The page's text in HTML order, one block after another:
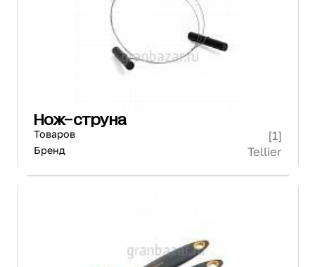
Нож-струна
Товаров [1]
Бренд Tellier